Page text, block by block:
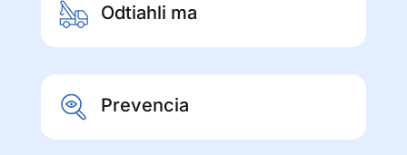
Odtiahli ma
Prevencia